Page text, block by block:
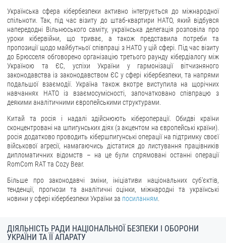
Українська сфера кібербезпеки активно інтегрується до міжнародної
спільноти. Так, під час візиту до штаб-квартири НАТО, який відбувся
напередодні Вільнюського саміту, українська делегація розповіла про
уроки кібервійни, що триває, а також представила потреби та
пропозиції щодо майбутньої співпраці з НАТО у цій сфері. Під час візиту
до Брюсселя обговорено організацію третього раунду кібердіалогу між
Україною та ЄС, успіхи України у гармонізації вітчизняного
законодавства із законодавством ЄС у сфері кібербезпеки, та напрями
подальшої взаємодії. Україна також вкотре виступила на щорічних
навчаннях НАТО із взаємосумісності, започатковано співпрацю з
деякими аналітичними європейськими структурами.
Китай та росія і надалі здійснюють кібероперації. Обидві країни
сконцентровані на шпигунських діях (з акцентом на європейські країни).
росія додатково проводить кібершпигунські операції на підтримку своєї
військової агресії, намагаючись дістатися до листування працівників
дипломатичних відомств – на це були спрямовані останні операції
RomCom RAT та Cozy Bear.
Більше про законодавчі зміни, ініціативи національних суб’єктів,
тенденції, прогнози та аналітичні оцінки, міжнародні та українські
новини у сфері кібербезпеки України за посиланням.
ДІЯЛЬНІСТЬ РАДИ НАЦІОНАЛЬНОЇ БЕЗПЕКИ І ОБОРОНИ
УКРАЇНИ ТА ЇЇ АПАРАТУ